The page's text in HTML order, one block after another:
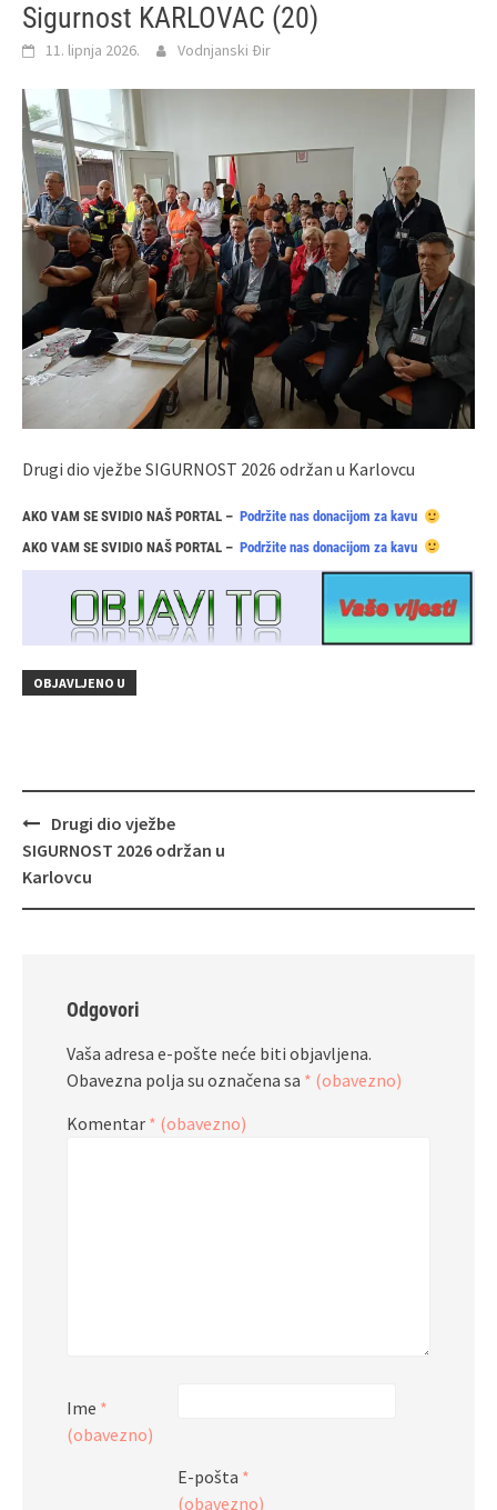
Sigurnost KARLOVAC (20)
11. lipnja 2026. Vodnjanski Đir
Drugi dio vježbe SIGURNOST 2026 održan u Karlovcu
AKO VAM SE SVIDIO NAŠ PORTAL – Podržite nas donacijom za kavu
AKO VAM SE SVIDIO NAŠ PORTAL – Podržite nas donacijom za kavu
OBJAVLJENO U
Navigacija
objava
Drugi dio vježbe
SIGURNOST 2026 održan u
Karlovcu
Odgovori
Vaša adresa e-pošte neće biti objavljena.
Obavezna polja su označena sa * (obavezno)
Komentar * (obavezno)
Ime *
(obavezno)
E-pošta *
(obavezno)